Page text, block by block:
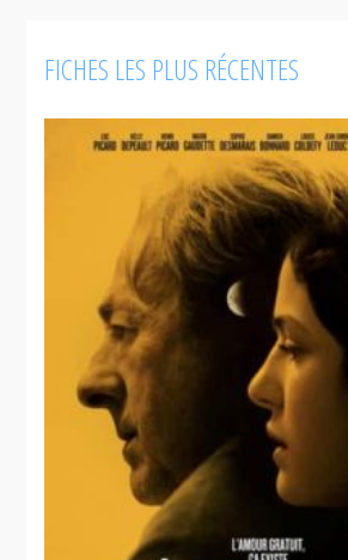
Bunker
FICHES LES PLUS RÉCENTES